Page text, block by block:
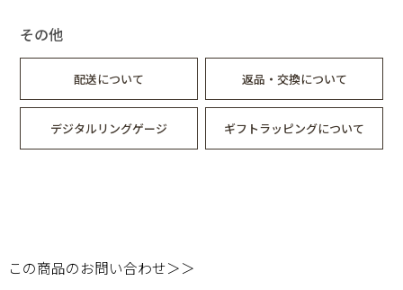
その他
配送について 返品・交換について
デジタルリングゲージ ギフトラッピングについて
この商品のお問い合わせ＞＞